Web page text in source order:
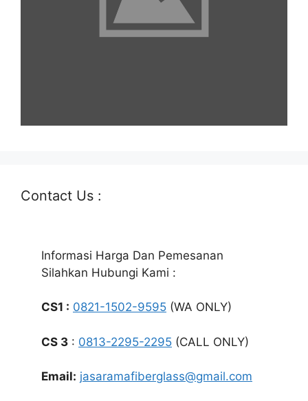
Contact Us :
Informasi Harga Dan Pemesanan
Silahkan Hubungi Kami :
CS1 : 0821-1502-9595 (WA ONLY)
CS 3 : 0813-2295-2295 (CALL ONLY)
Email: jasaramafiberglass@gmail.com